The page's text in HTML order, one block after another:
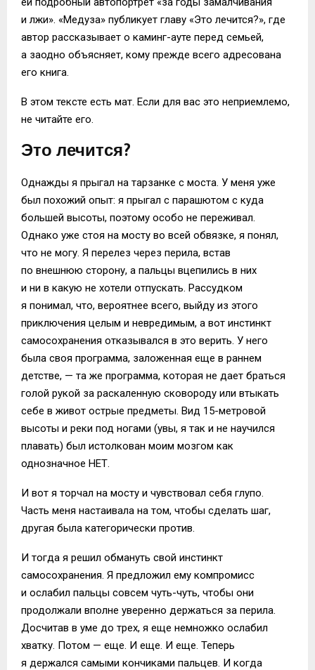
и лжи». «Медуза» публикует главу «Это лечится?», где
автор рассказывает о каминг-ауте перед семьей,
а заодно объясняет, кому прежде всего адресована
его книга.
В этом тексте есть мат. Если для вас это неприемлемо,
не читайте его.
Это лечится?
Однажды я прыгал на тарзанке с моста. У меня уже
был похожий опыт: я прыгал с парашютом с куда
большей высоты, поэтому особо не переживал.
Однако уже стоя на мосту во всей обвязке, я понял,
что не могу. Я перелез через перила, встав
по внешнюю сторону, а пальцы вцепились в них
и ни в какую не хотели отпускать. Рассудком
я понимал, что, вероятнее всего, выйду из этого
приключения целым и невредимым, а вот инстинкт
самосохранения отказывался в это верить. У него
была своя программа, заложенная еще в раннем
детстве, — та же программа, которая не дает браться
голой рукой за раскаленную сковороду или втыкать
себе в живот острые предметы. Вид 15-метровой
высоты и реки под ногами (увы, я так и не научился
плавать) был истолкован моим мозгом как
однозначное НЕТ.
И вот я торчал на мосту и чувствовал себя глупо.
Часть меня настаивала на том, чтобы сделать шаг,
другая была категорически против.
И тогда я решил обмануть свой инстинкт
самосохранения. Я предложил ему компромисс
и ослабил пальцы совсем чуть-чуть, чтобы они
продолжали вполне уверенно держаться за перила.
Досчитав в уме до трех, я еще немножко ослабил
хватку. Потом — еще. И еще. И еще. Теперь
я держался самыми кончиками пальцев. И когда